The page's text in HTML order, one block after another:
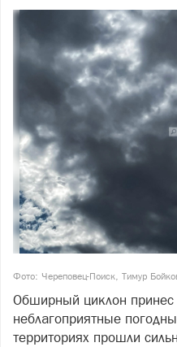
Фото: Череповец-Поиск, Тимур
Обширный циклон принес
неблагоприятные
территориях прошли